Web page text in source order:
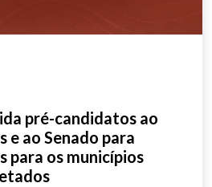
pré-candidatos ao
e ao Senado para
para os municípios